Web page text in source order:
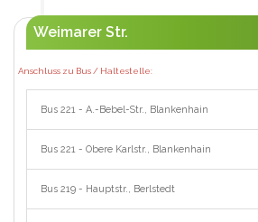
Weimarer Str.
Anschluss zu Bus / Haltestelle:
Bus 221 - A.-Bebel-Str., Blankenhain
Bus 221 - Obere Karlstr., Blankenhain
Bus 219 - Hauptstr., Berlstedt